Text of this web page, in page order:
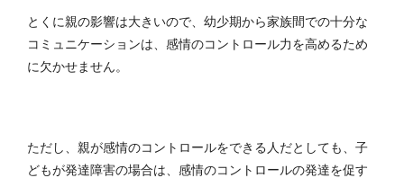
とくに親の影響は大きいので、幼少期から家族間での十分な
コミュニケーションは、感情のコントロール力を高めるため
に欠かせません。
ただし、親が感情のコントロールをできる人だとしても、子
どもが発達障害の場合は、感情のコントロールの発達を促す